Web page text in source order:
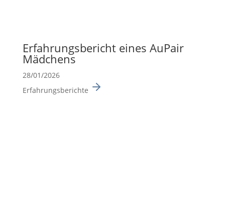
Erfah­rungs­be­richt eines AuPair
Mädchens
28/01/2026
Erfahrungsberichte